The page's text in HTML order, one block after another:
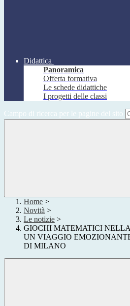
Didattica
Panoramica
Offerta formativa
Le schede didattiche
I progetti delle classi
Campo di ricerca per le pagine del sito
Home >
Novità >
Le notizie >
GIOCHI MATEMATICI
UN VIAGGIO
DI MILANO